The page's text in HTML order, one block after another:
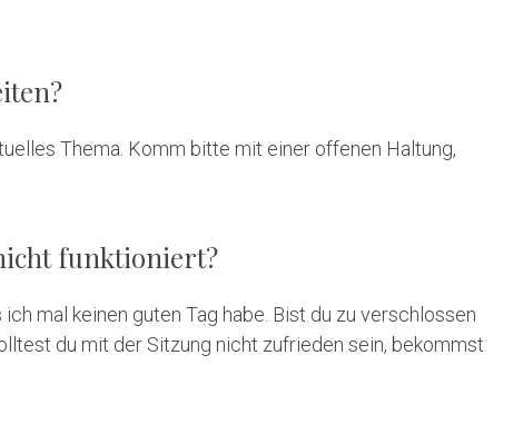
Thema. Komm bitte mit einer offenen Haltung,
funktioniert?
ich mal keinen guten Tag habe. Bist du zu verschlossen
du mit der Sitzung nicht zufrieden sein, bekommst